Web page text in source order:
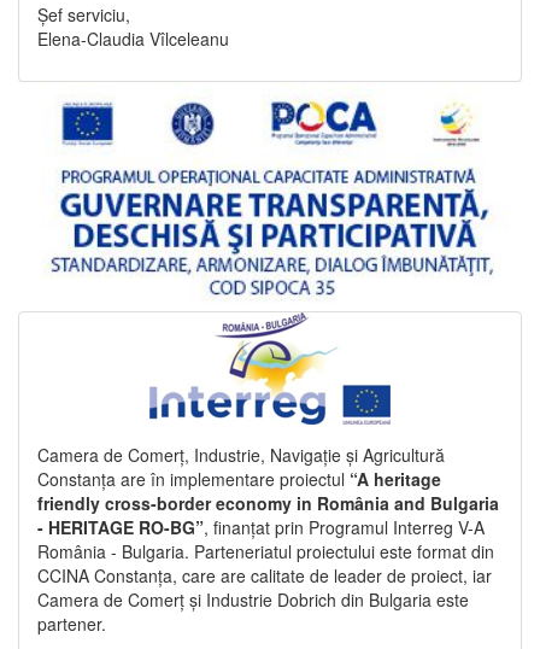
Șef serviciu,
Elena-Claudia Vîlceleanu
Camera de Comerț, Industrie, Navigație și Agricultură
Constanța are în implementare proiectul “A heritage
friendly cross-border economy in România and Bulgaria
- HERITAGE RO-BG”, finanțat prin Programul Interreg V-A
România - Bulgaria. Parteneriatul proiectului este format din
CCINA Constanța, care are calitate de leader de proiect, iar
Camera de Comerț și Industrie Dobrich din Bulgaria este
partener.